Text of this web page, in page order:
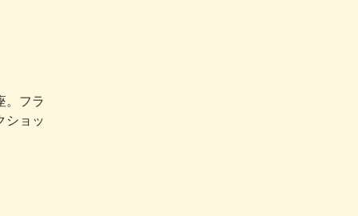
。フラ
ショッ